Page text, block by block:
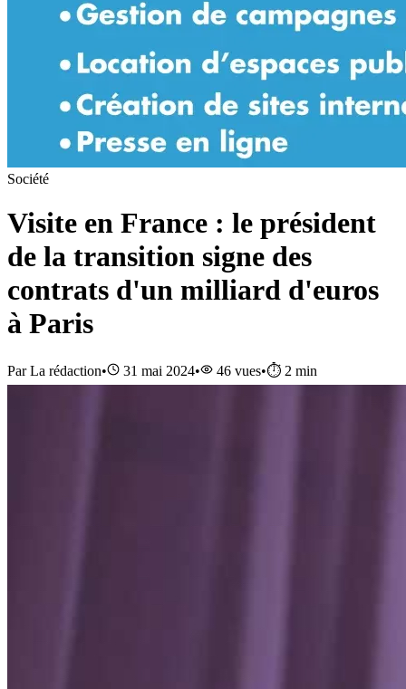
Société
Visite en France : le président
de la transition signe des
contrats d'un milliard d'euros
à Paris
ParLa rédaction• 31 mai 2024• 46 vues•⏱️ 2 min